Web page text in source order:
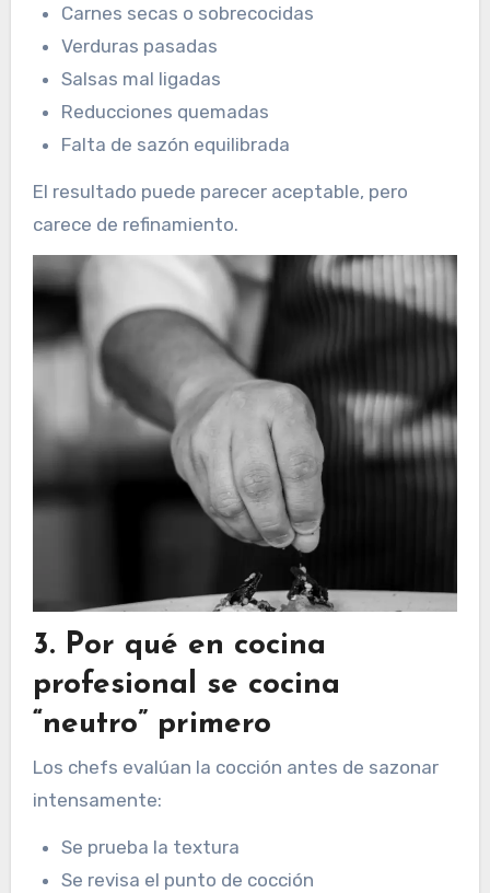
Carnes secas o sobrecocidas
Verduras pasadas
Salsas mal ligadas
Reducciones quemadas
Falta de sazón equilibrada
El resultado puede parecer aceptable, pero
carece de refinamiento.
3. Por qué en cocina
profesional se cocina
“neutro” primero
Los chefs evalúan la cocción antes de sazonar
intensamente:
Se prueba la textura
Se revisa el punto de cocción